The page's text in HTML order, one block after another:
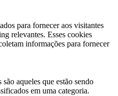
para fornecer aos visitantes
relevantes. Esses cookies
informações para fornecer
aqueles que estão sendo
em uma categoria.